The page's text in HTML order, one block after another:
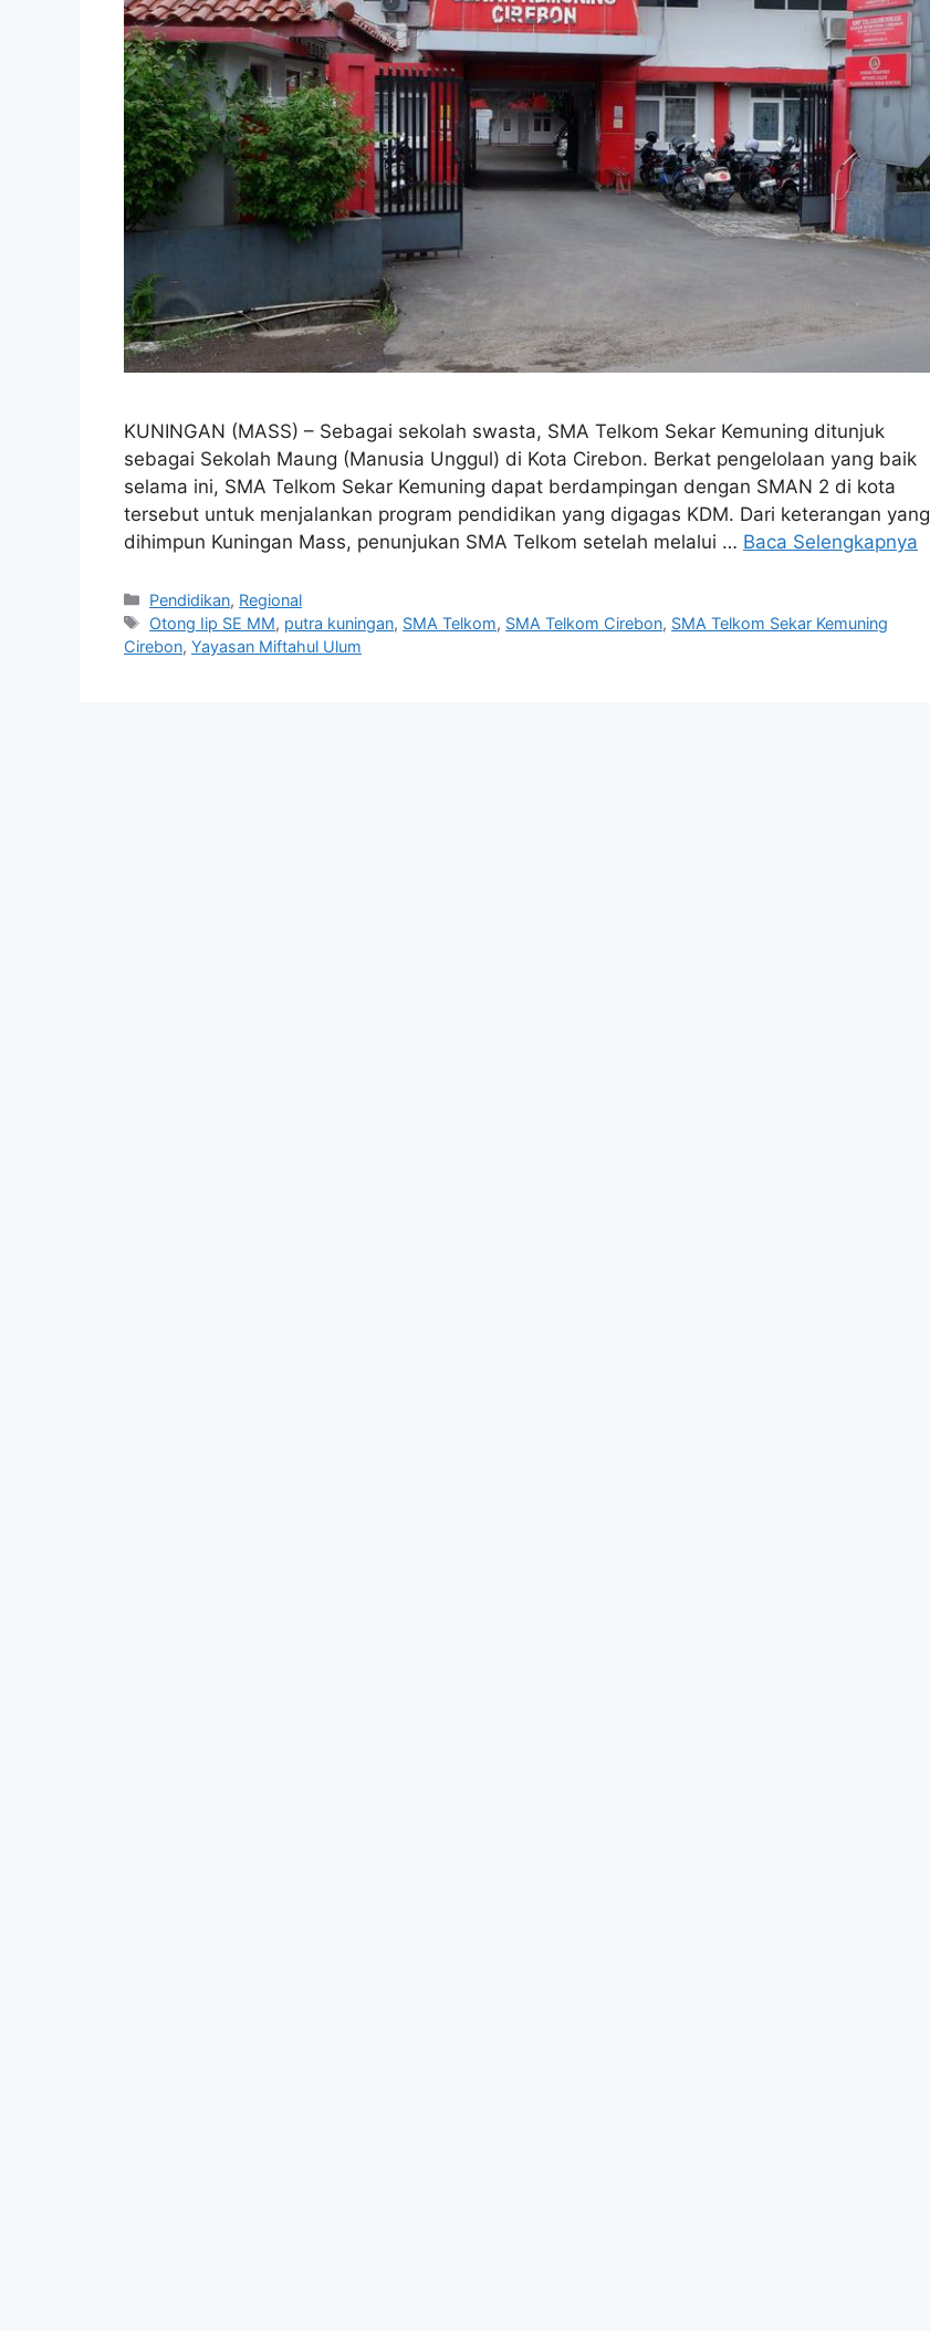
KUNINGAN (MASS) – Sebagai sekolah swasta, SMA Telkom Sekar Kemuning ditunjuk
sebagai Sekolah Maung (Manusia Unggul) di Kota Cirebon. Berkat pengelolaan yang baik
selama ini, SMA Telkom Sekar Kemuning dapat berdampingan dengan SMAN 2 di kota
tersebut untuk menjalankan program pendidikan yang digagas KDM. Dari keterangan yang
dihimpun Kuningan Mass, penunjukan SMA Telkom setelah melalui … Baca Selengkapnya
Kategori
Pendidikan, Regional
Tag
Otong Iip SE MM, putra kuningan, SMA Telkom, SMA Telkom Cirebon, SMA Telkom Sekar Kemuning
Cirebon, Yayasan Miftahul Ulum